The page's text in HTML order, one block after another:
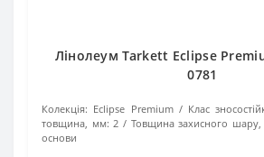
Лінолеум Tarkett Eclipse
0781
Колекція: Eclipse Premium Клас
товщина, мм: 2 Товщина захисного
основи